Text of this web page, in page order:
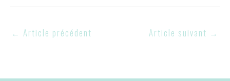
← Article précédent Article suivant →